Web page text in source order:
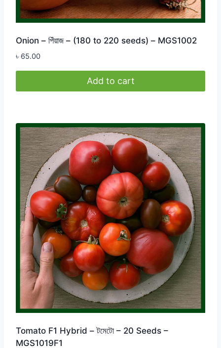
Onion – পিঁয়াজ – (180 to 220 seeds) – MGS1002
৳ 65.00
Add to cart
Tomato F1 Hybrid – টমেটো – 20 Seeds –
MGS1019F1